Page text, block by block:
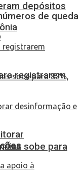
depósitos
sobe para
de queda
registrarem